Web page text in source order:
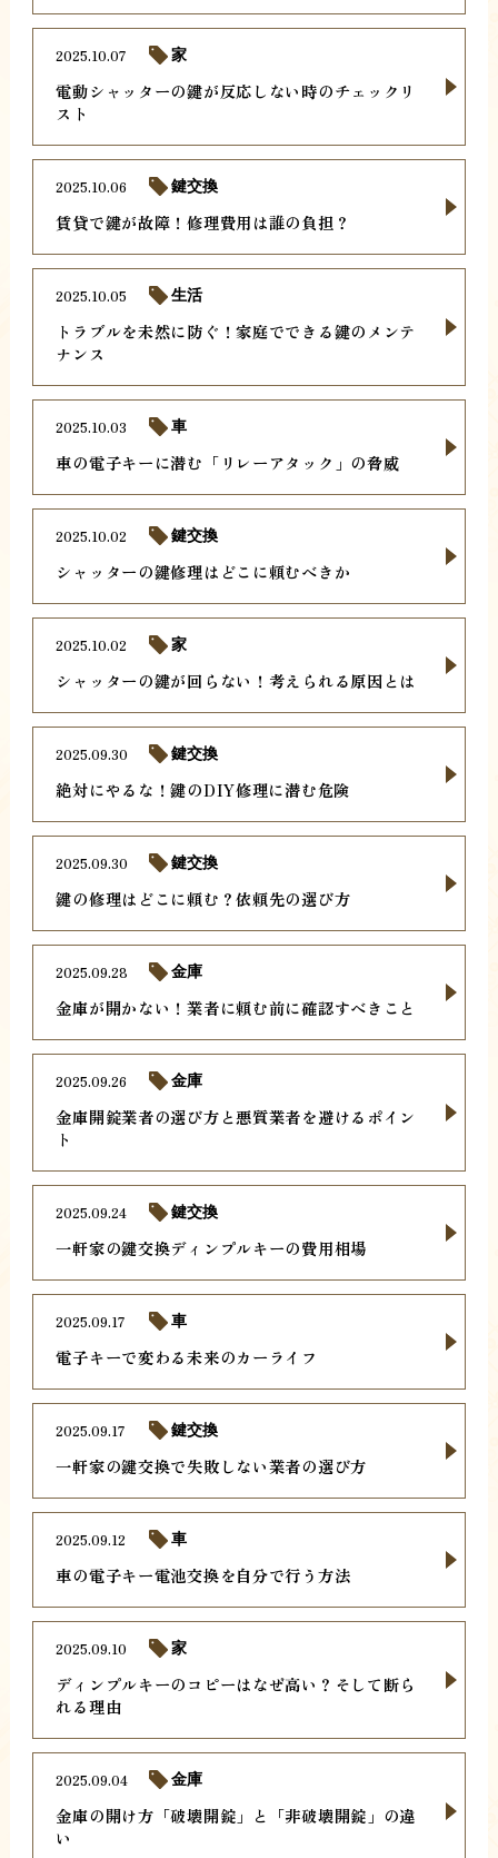
電動シャッターの鍵が反応しない時のチェックリ
スト
2025.10.07 家
賃貸で鍵が故障！修理費用は誰の負担？
2025.10.06 鍵交換
トラブルを未然に防ぐ！家庭でできる鍵のメンテ
ナンス
2025.10.05 生活
車の電子キーに潜む「リレーアタック」の脅威
2025.10.03 車
シャッターの鍵修理はどこに頼むべきか
2025.10.02 鍵交換
シャッターの鍵が回らない！考えられる原因とは
2025.10.02 家
絶対にやるな！鍵のDIY修理に潜む危険
2025.09.30 鍵交換
鍵の修理はどこに頼む？依頼先の選び方
2025.09.30 鍵交換
金庫が開かない！業者に頼む前に確認すべきこと
2025.09.28 金庫
金庫開錠業者の選び方と悪質業者を避けるポイン
ト
2025.09.26 金庫
一軒家の鍵交換ディンプルキーの費用相場
2025.09.24 鍵交換
電子キーで変わる未来のカーライフ
2025.09.17 車
一軒家の鍵交換で失敗しない業者の選び方
2025.09.17 鍵交換
車の電子キー電池交換を自分で行う方法
2025.09.12 車
ディンプルキーのコピーはなぜ高い？そして断ら
れる理由
2025.09.10 家
金庫の開け方「破壊開錠」と「非破壊開錠」の違
い
2025.09.04 金庫